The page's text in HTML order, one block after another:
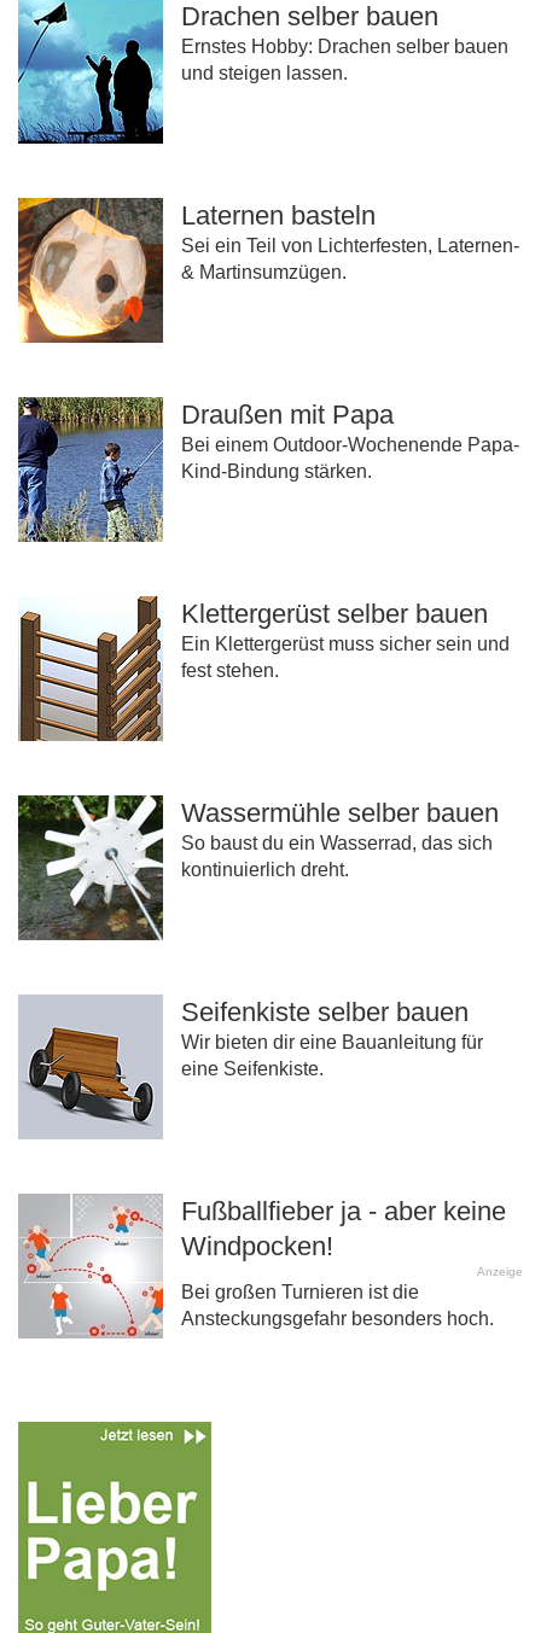
Drachen selber bauen
Ernstes Hobby: Drachen selber bauen
und steigen lassen.
Laternen basteln
Sei ein Teil von Lichterfesten, Laternen-
& Martinsumzügen.
Draußen mit Papa
Bei einem Outdoor-Wochenende Papa-
Kind-Bindung stärken.
Klettergerüst selber bauen
Ein Klettergerüst muss sicher sein und
fest stehen.
Wassermühle selber bauen
So baust du ein Wasserrad, das sich
kontinuierlich dreht.
Seifenkiste selber bauen
Wir bieten dir eine Bauanleitung für
eine Seifenkiste.
Fußballfieber ja - aber keine
Windpocken!
Anzeige
Bei großen Turnieren ist die
Ansteckungsgefahr besonders hoch.